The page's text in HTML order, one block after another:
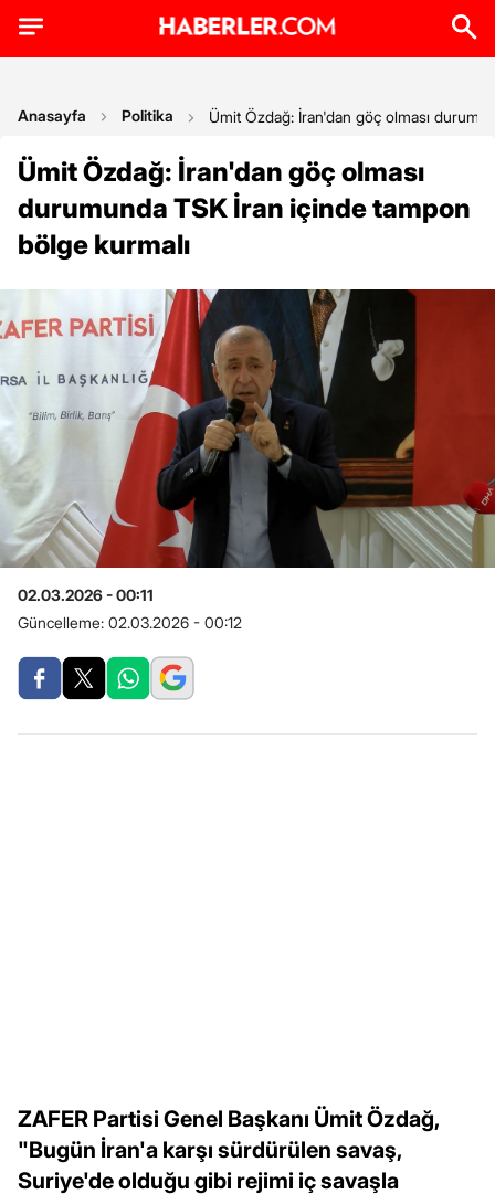
Anasayfa Politika Ümit Özdağ: İran'dan göç olması
Ümit Özdağ: İran'dan göç olması
durumunda TSK İran içinde tampon
bölge kurmalı
02.03.2026 - 00:11
Güncelleme: 02.03.2026 - 00:12
ZAFER Partisi Genel Başkanı Ümit Özdağ,
"Bugün İran'a karşı sürdürülen savaş,
Suriye'de olduğu gibi rejimi iç savaşla